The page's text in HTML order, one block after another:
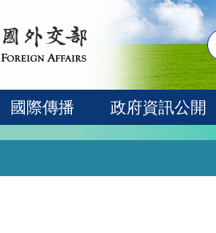
國際傳播 政府資訊公開